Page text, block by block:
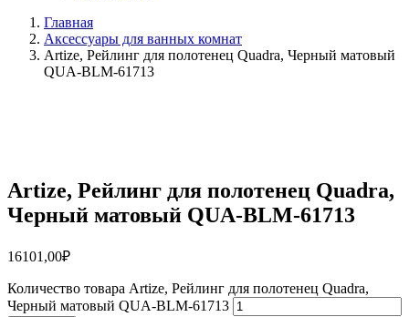
Главная
Аксессуары для ванных комнат
Artize, Рейлинг для полотенец Quadra, Черный матовый
QUA-BLM-61713
Artize, Рейлинг для полотенец Quadra,
Черный матовый QUA-BLM-61713
16101,00₽
Количество товара Artize, Рейлинг для полотенец Quadra,
Черный матовый QUA-BLM-61713